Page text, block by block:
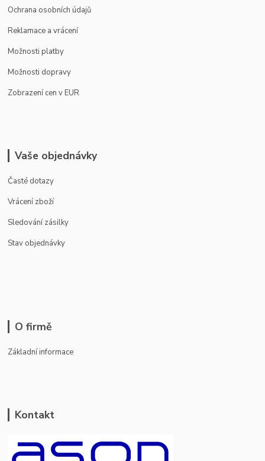
Ochrana osobních údajů
Reklamace a vrácení
Možnosti platby
Možnosti dopravy
Zobrazení cen v EUR
Vaše objednávky
Časté dotazy
Vrácení zboží
Sledování zásilky
Stav objednávky
O firmě
Základní informace
Kontakt